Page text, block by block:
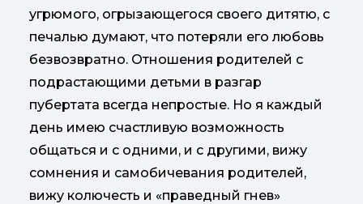
угрюмого, огрызающегося своего дитятю, с
печалью думают, что потеряли его любовь
безвозвратно. Отношения родителей с
подрастающими детьми в разгар
пубертата всегда непростые. Но я каждый
день имею счастливую возможность
общаться и с одними, и с другими, вижу
сомнения и самобичевания родителей,
вижу колючесть и «праведный гнев»